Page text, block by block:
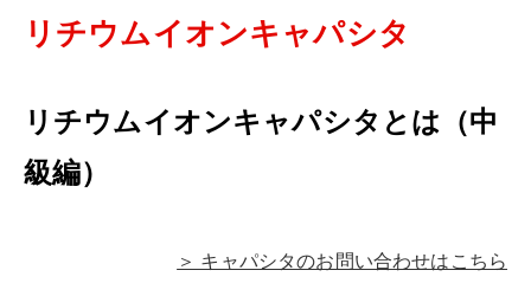
リチウムイオンキャパシタ
リチウムイオンキャパシタとは（中
級編）
＞ キャパシタのお問い合わせはこちら